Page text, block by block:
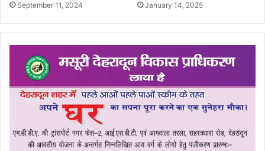
September 11, 2024 January 14, 2025